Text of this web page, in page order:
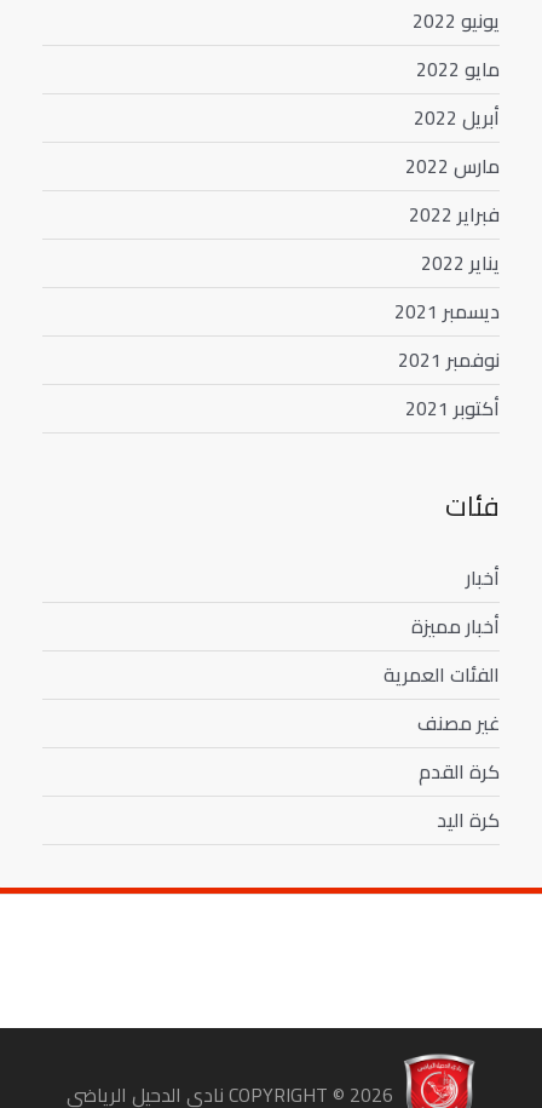
يونيو 2022
مايو 2022
أبريل 2022
مارس 2022
فبراير 2022
يناير 2022
ديسمبر 2021
نوفمبر 2021
أكتوبر 2021
فئات
أخبار
أخبار مميزة
الفئات العمرية
غير مصنف
كرة القدم
كرة اليد
2026 نادي الدحيل الرياضي